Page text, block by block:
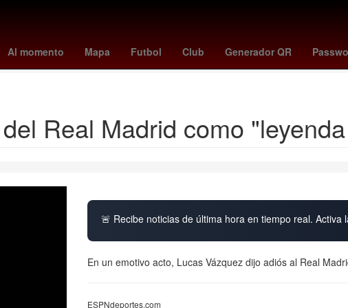
Al momento Mapa Futbol Club Generador QR
el mundial 2026 toluca vs santos Germán Berterame Rogelio Funes
meghan duquesa de sussex
Real Madrid como
🚨 Recibe noticias de última hora en tiempo real. Activa
En un emotivo acto, Lucas Vázquez dijo adiós al Real
ESPNdeportes.com